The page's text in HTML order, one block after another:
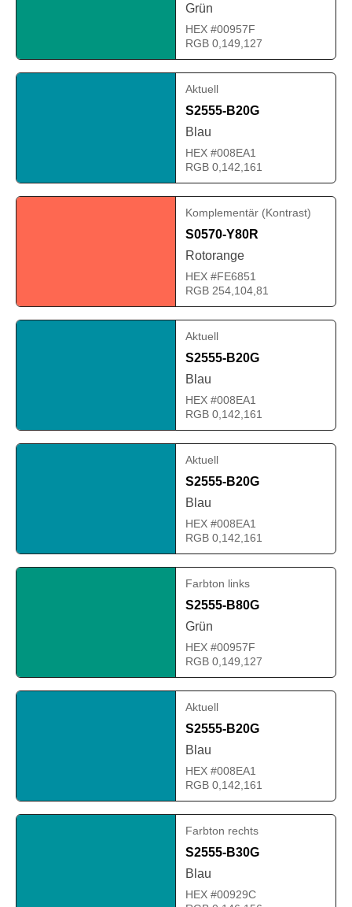
Grün
HEX #00957F
RGB 0,149,127
Aktuell
S2555-B20G
Blau
HEX #008EA1
RGB 0,142,161
Komplementär (Kontrast)
S0570-Y80R
Rotorange
HEX #FE6851
RGB 254,104,81
Aktuell
S2555-B20G
Blau
HEX #008EA1
RGB 0,142,161
Aktuell
S2555-B20G
Blau
HEX #008EA1
RGB 0,142,161
Farbton links
S2555-B80G
Grün
HEX #00957F
RGB 0,149,127
Aktuell
S2555-B20G
Blau
HEX #008EA1
RGB 0,142,161
Farbton rechts
S2555-B30G
Blau
HEX #00929C